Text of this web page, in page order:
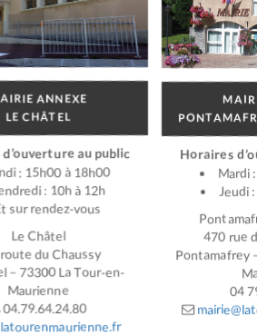
ANNEXE
LE CHÂTEL
au public
: 15h00 à 18h00
: 10h à 12h
sur rendez-vous
Le Châtel
du Chaussy
– 73300 La Tour-en-
Maurienne
04.79.64.24.80
Horaires
Mardi
Jeudi
470 rue
Pontamafrey
04